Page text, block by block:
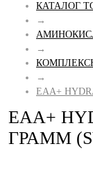
КАТАЛОГ
→
→
→
EAA+
EAA+
ГРАММ